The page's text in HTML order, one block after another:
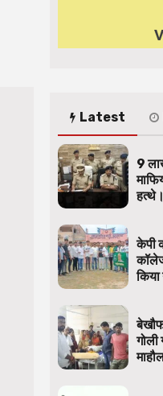
Latest
9
हत्थे।
केपी
गोली